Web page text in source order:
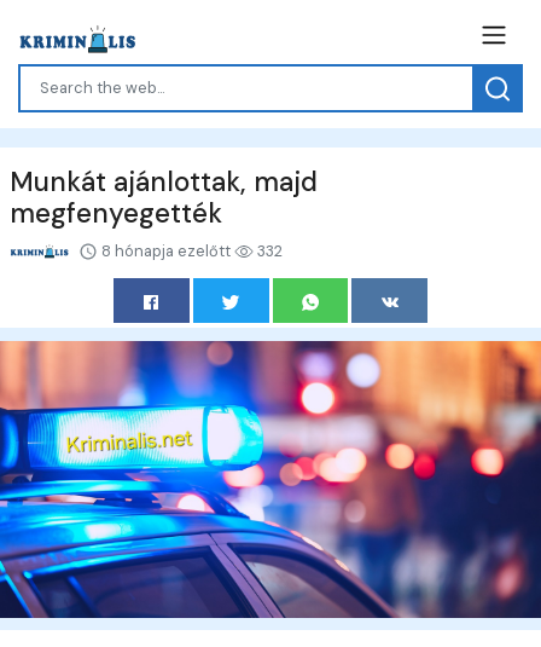
Munkát ajánlottak, majd
megfenyegették
8 hónapja ezelőtt 332